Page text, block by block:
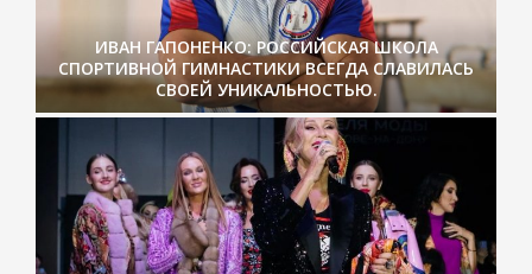
ИВАН ГАПОНЕНКО: РОССИЙСКАЯ ШКОЛА
СПОРТИВНОЙ ГИМНАСТИКИ ВСЕГДА СЛАВИЛАСЬ
СВОЕЙ УНИКАЛЬНОСТЬЮ.